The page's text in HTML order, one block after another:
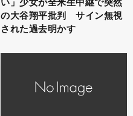
の大谷翔平批判 サイン無視
された過去明かす